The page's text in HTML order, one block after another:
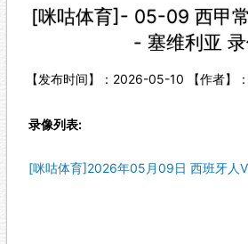
[咪咕体育]- 05-09 西甲
- 塞维利亚
【发布时间】：2026-05-10 【作者】
录像列表:
[咪咕体育]2026年05月09日 西班牙人